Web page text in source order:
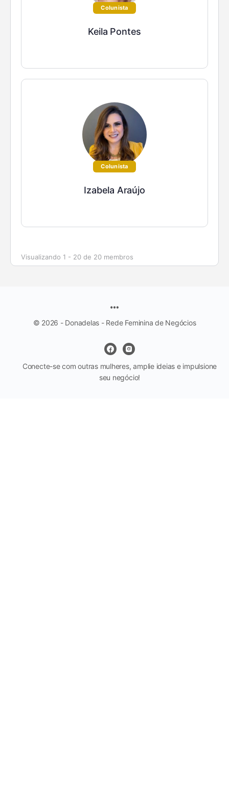
Colunista
Keila Pontes
Colunista
Izabela Araújo
Visualizando 1 - 20 de 20 membros
© 2026 - Donadelas - Rede Feminina de Negócios
Conecte-se com outras mulheres, amplie ideias e impulsione
seu negócio!